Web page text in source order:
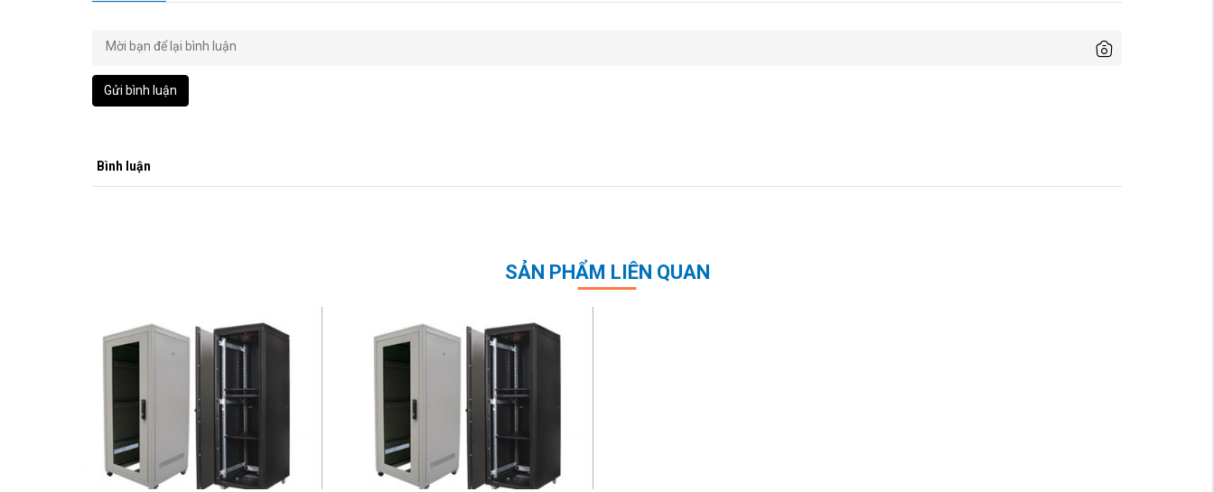
Gửi bình luận
Bình luận
SẢN PHẨM LIÊN QUAN